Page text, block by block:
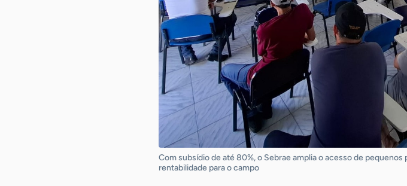
Com subsídio de até 80%, o Sebrae amplia o acesso de
rentabilidade para o campo